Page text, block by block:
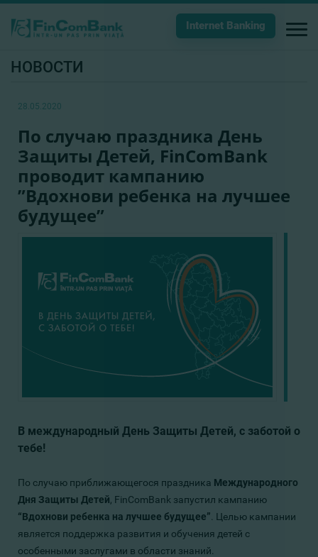
Internet Banking
НОВОСТИ
28.05.2020
По случаю праздника День
Защиты Детей, FinComBank
проводит кампанию
”Вдохнови ребенка на лучшее
будущее”
В международный День Защиты Детей, с заботой о
тебе!
По случаю приближающегося праздника Международного
Дня Защиты Детей , FinComBank запустил кампанию
“Вдохнови ребенка на лучшее будущее” . Целью кампании
является поддержка развития и обучения детей с
особенными заслугами в области знаний.